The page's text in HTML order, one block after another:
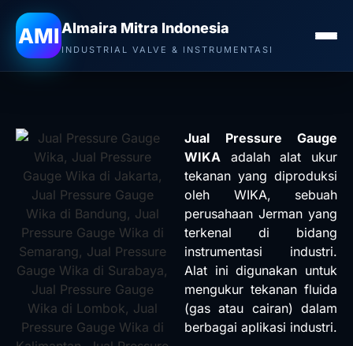
AMIAlmaira Mitra Indonesia
INDUSTRIAL VALVE & INSTRUMENTASI
Jual Pressure Gauge
WIKA adalah alat ukur
tekanan yang diproduksi
oleh WIKA, sebuah
perusahaan Jerman yang
terkenal di bidang
instrumentasi industri.
Alat ini digunakan untuk
mengukur tekanan fluida
(gas atau cairan) dalam
berbagai aplikasi industri.